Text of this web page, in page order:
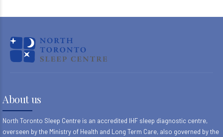
About us
North Toronto Sleep Centre is an accredited IHF sleep diagnostic centre,
overseen by the Ministry of Health and Long Term Care, also governed by the